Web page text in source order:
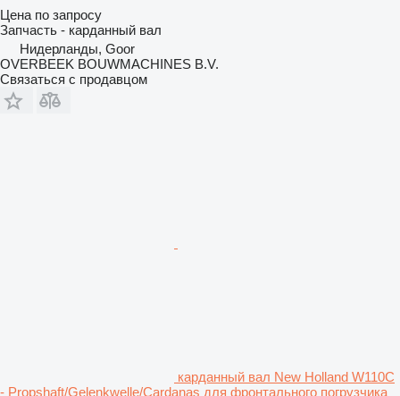
Цена по запросу
Запчасть - карданный вал
Нидерланды, Goor
OVERBEEK BOUWMACHINES B.V.
Связаться с продавцом
карданный вал New Holland W110C
- Propshaft/Gelenkwelle/Cardanas для фронтального погрузчика